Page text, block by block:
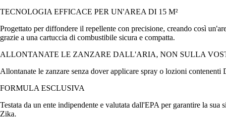
TECNOLOGIA EFFICACE PER UN'AREA DI 15 M²
Progettato per diffondere il repellente con precisione, creando così
grazie a una cartuccia di combustibile sicura e compatta.
ALLONTANATE LE ZANZARE DALL'ARIA, NON SULLA
Allontanate le zanzare senza dover applicare spray o lozioni
FORMULA ESCLUSIVA
Testata da un ente indipendente e valutata dall'EPA per garantire la
Zika.